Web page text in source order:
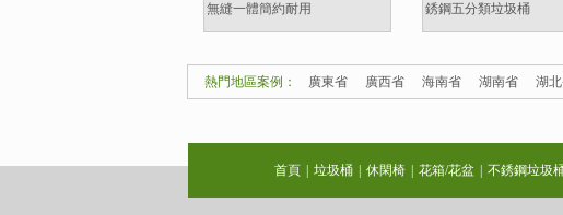
無縫一體簡約耐用
銹鋼五分類垃圾桶
熱門地區案例： 廣東省 廣西省 海南省 湖南省 湖
首頁 垃圾桶 休閑椅 花箱/花盆 不銹鋼垃圾